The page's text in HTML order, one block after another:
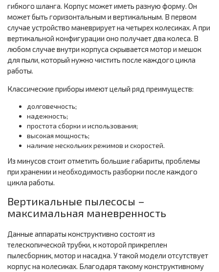
гибкого шланга. Корпус может иметь разную форму. Он
может быть горизонтальным и вертикальным. В первом
случае устройство маневрирует на четырех колесиках. А при
вертикальной конфигурации оно получает два колеса. В
любом случае внутри корпуса скрывается мотор и мешок
для пыли, который нужно чистить после каждого цикла
работы.
Классические приборы имеют целый ряд преимуществ:
долговечность;
надежность;
простота сборки и использования;
высокая мощность;
наличие нескольких режимов и скоростей.
Из минусов стоит отметить большие габариты, проблемы
при хранении и необходимость разборки после каждого
цикла работы.
Вертикальные пылесосы –
максимальная маневренность
Данные аппараты конструктивно состоят из
телескопической трубки, к которой прикреплен
пылесборник, мотор и насадка. У такой модели отсутствует
корпус на колесиках. Благодаря такому конструктивному